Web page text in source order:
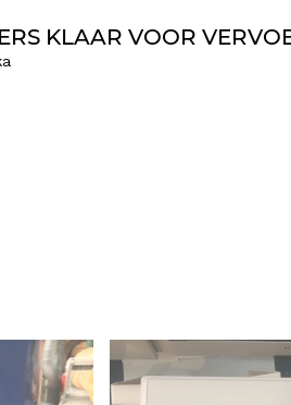
KLAAR VOOR